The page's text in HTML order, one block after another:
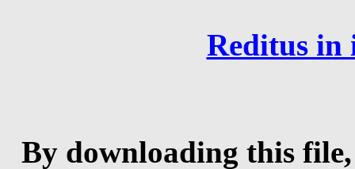
Reditus in
By downloading this